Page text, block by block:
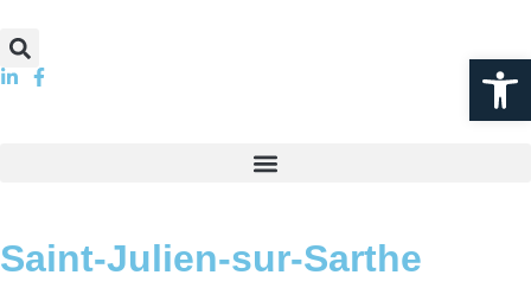
Saint-Julien-sur-Sarthe
Ouvrir